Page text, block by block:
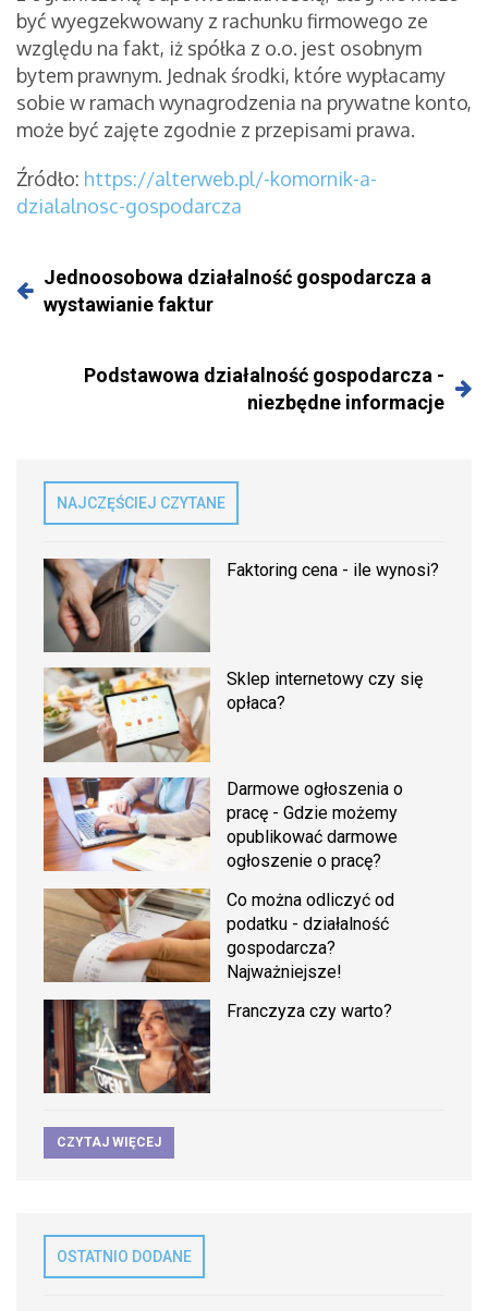
być wyegzekwowany z rachunku firmowego ze
względu na fakt, iż spółka z o.o. jest osobnym
bytem prawnym. Jednak środki, które wypłacamy
sobie w ramach wynagrodzenia na prywatne konto,
może być zajęte zgodnie z przepisami prawa.
Źródło: https://alterweb.pl/-komornik-a-
dzialalnosc-gospodarcza
Jednoosobowa działalność gospodarcza a
wystawianie faktur
Podstawowa działalność gospodarcza -
niezbędne informacje
NAJCZĘŚCIEJ CZYTANE
Faktoring cena - ile wynosi?
Sklep internetowy czy się
opłaca?
Darmowe ogłoszenia o
pracę - Gdzie możemy
opublikować darmowe
ogłoszenie o pracę?
Co można odliczyć od
podatku - działalność
gospodarcza?
Najważniejsze!
Franczyza czy warto?
CZYTAJ WIĘCEJ
OSTATNIO DODANE